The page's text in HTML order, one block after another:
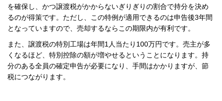
を確保し、かつ譲渡税がかからないぎりぎりの割合で持分を決め
るのが得策です。ただし、この特例が適用できるのは申告後3年間
となっていますので、売却するならこの期限内が有利です。
また、譲渡税の特別工場は年間1人当たり100万円です。売主が多
くなるほど、特別控除の額が増やせるということになります。持
分のある全員の確定申告が必要になり、手間はかかりますが、節
税につながります。